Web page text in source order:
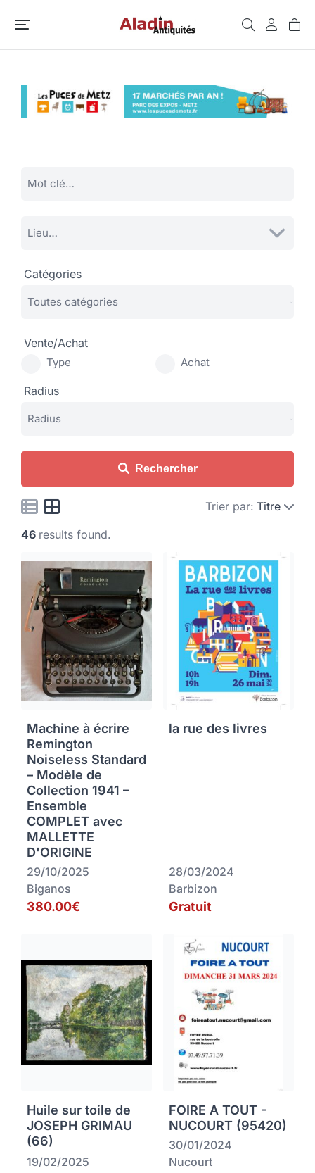
Catégories
Vente/Achat
Type Achat
Radius
Rechercher
Trier par: Titre
46 results found.
Machine à écrire
Remington
Noiseless Standard
– Modèle de
Collection 1941 –
Ensemble
COMPLET avec
MALLETTE
D'ORIGINE
29/10/2025
Biganos
380.00€
la rue des livres
28/03/2024
Barbizon
Gratuit
Huile sur toile de
JOSEPH GRIMAU
(66)
19/02/2025
FOIRE A TOUT -
NUCOURT (95420)
30/01/2024
Nucourt